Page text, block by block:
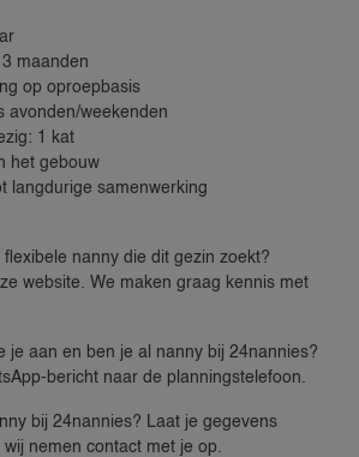
maanden
op oproepbasis
avonden/weekenden
1 kat
het gebouw
langdurige samenwerking
nanny die dit gezin zoekt?
website. We maken graag kennis met
je aan en ben je al nanny bij 24nannies?
bericht naar de planningstelefoon.
bij 24nannies? Laat je gegevens
nemen contact met je op.